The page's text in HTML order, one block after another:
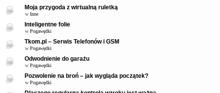
Moja przygoda z wirtualną ruletką
w Inne
Inteligentne folie
w Pogawędki
Tkom.pl – Serwis Telefonów i GSM
w Pogawędki
Odwodnienie do garażu
w Pogawędki
Pozwolenie na broń – jak wygląda początek?
w Pogawędki